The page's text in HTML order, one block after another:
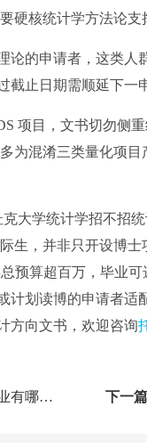
硬核统计学方法论支
的申请者，这类人
止日期需顺延下一
目，文书切勿侧
为混淆三类量化项
学统计学招不招统
生，并非只开设博
预算超百万，毕业
计划读博的申请者
方向文书，欢迎咨询
些？ 下一篇